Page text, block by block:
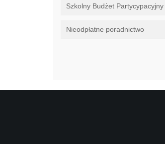
Szkolny Budżet Partycypacyjny
Nieodpłatne poradnictwo